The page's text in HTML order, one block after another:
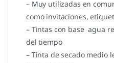
– Muy utilizadas en
como invitaciones,
– Tintas con base agua
del tiempo
– Tinta de secado medio